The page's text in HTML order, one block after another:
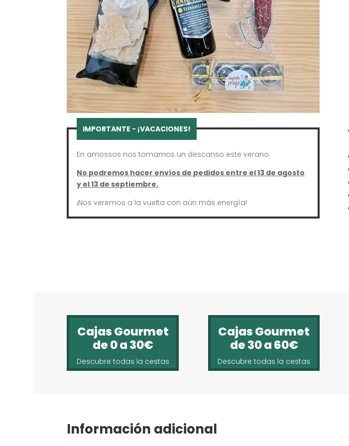
En amossos nos tomamos un descanso este verano.
No podremos hacer envíos de pedidos entre el 13 de agosto
y el 13 de septiembre.
¡Nos veremos a la vuelta con aún más energía!
Cajas Gourmet
de 0 a 30€
Descubre todas la cestas
Cajas Gourmet
de 30 a 60€
Descubre todas la cestas
Información adicional